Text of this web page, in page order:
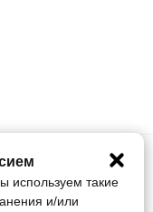
ни при каких условиях
используем такие
и/или